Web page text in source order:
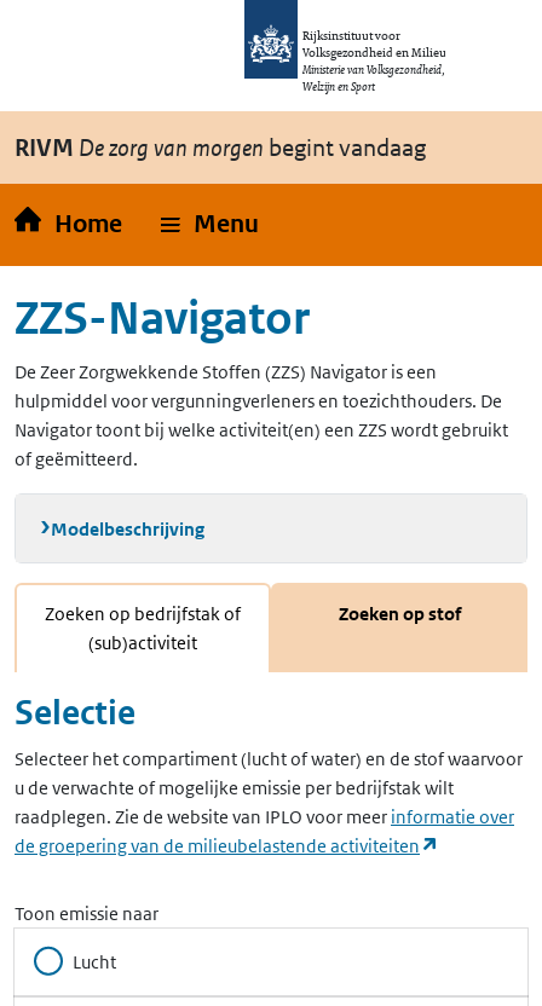
Overslaan en naar de inhoud gaan
Rijksinstituut voor
Volksgezondheid en Milieu
Ministerie van Volksgezondheid,
Welzijn en Sport
RIVM De zorg van morgen begint vandaag
Home Menu
ZZS-Navigator
De Zeer Zorgwekkende Stoffen (ZZS) Navigator is een
hulpmiddel voor vergunningverleners en toezichthouders. De
Navigator toont bij welke activiteit(en) een ZZS wordt gebruikt
of geëmitteerd.
Modelbeschrijving
Zoeken op bedrijfstak of
(sub)activiteit
Zoeken op stof
Selectie
Selecteer het compartiment (lucht of water) en de stof waarvoor
u de verwachte of mogelijke emissie per bedrijfstak wilt
raadplegen. Zie de website van IPLO voor meer informatie over
de groepering van de milieubelastende activiteiten
Toon emissie naar
Lucht